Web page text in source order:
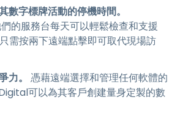
數字標牌活動的停機時間。
的服務台每天可以輕鬆檢查和支援
需按兩下遠端點擊即可取代現場訪
力。
憑藉遠端選擇和管理任何軟體的
可以為其客戶創建量身定製的數